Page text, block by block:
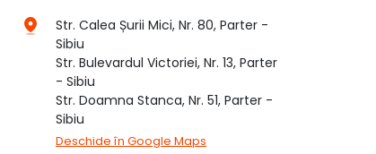
Str. Calea Șurii Mici, Nr. 80, Parter -
Sibiu
Str. Bulevardul Victoriei, Nr. 13, Parter
- Sibiu
Str. Doamna Stanca, Nr. 51, Parter -
Sibiu
Deschide în Google Maps